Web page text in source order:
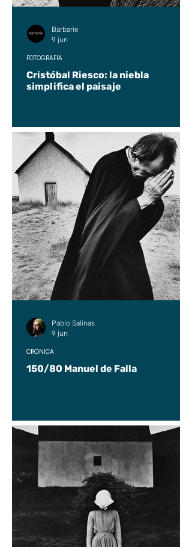
Cristóbal Riesco: la niebla
simplifica el paisaje
FOTOGRAFÍA
Barbarie
9 jun
150/80 Manuel de Falla
CRÓNICA
Pablo Salinas
9 jun